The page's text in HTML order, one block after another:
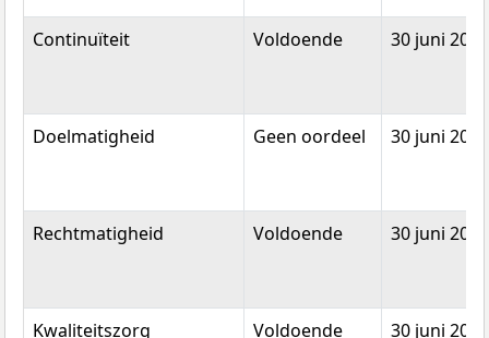
Continuïteit Voldoende 30 juni 2020
Doelmatigheid Geen oordeel 30 juni 2020
Rechtmatigheid Voldoende 30 juni 2020
Kwaliteitszorg Voldoende 30 juni 2020